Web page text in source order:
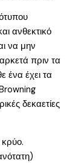
ανθεκτικό
να μην
πριν τα
ένα έχει τα
δεκαετίες